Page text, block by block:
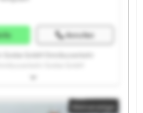
Anrufen
Grebe GmbH Omnibusverkehr
Grebe GmbH Omnibusverkehr
Grebe GmbHKleinanzeige